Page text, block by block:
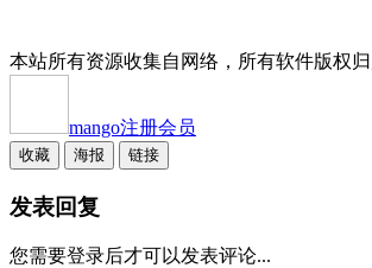
本站所有资源收集自网络，所有软件版权归
mango注册会员
收藏 海报 链接
发表回复
您需要登录后才可以发表评论...